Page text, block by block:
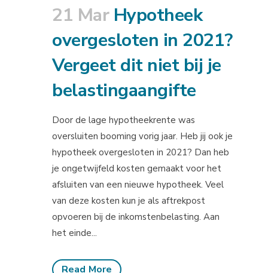
21 Mar Hypotheek
overgesloten in 2021?
Vergeet dit niet bij je
belastingaangifte
Door de lage hypotheekrente was
oversluiten booming vorig jaar. Heb jij ook je
hypotheek overgesloten in 2021? Dan heb
je ongetwijfeld kosten gemaakt voor het
afsluiten van een nieuwe hypotheek. Veel
van deze kosten kun je als aftrekpost
opvoeren bij de inkomstenbelasting. Aan
het einde...
Read More